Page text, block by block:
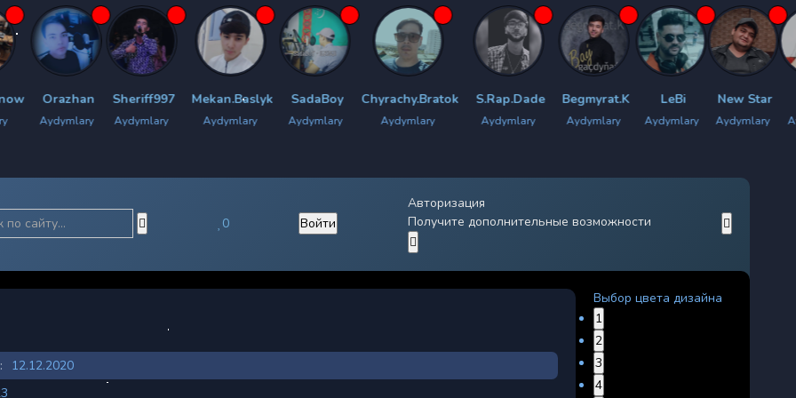
Sheriff997
Aydymlary
Mekan.Baslyk
Aydymlary
SadaBoy
Aydymlary
Chyrachy.Bratok
Aydymlary
S.Rap.Dade
Aydymlary
Begmyrat.K
Aydymlary
LeBi
Aydymlary
New Star
Aydymlary
LiMa
Aydymlary
0 Войти
Авторизация
Получите дополнительные возможности
12.12.2020
Выбор цвета дизайна
1
2
3
4